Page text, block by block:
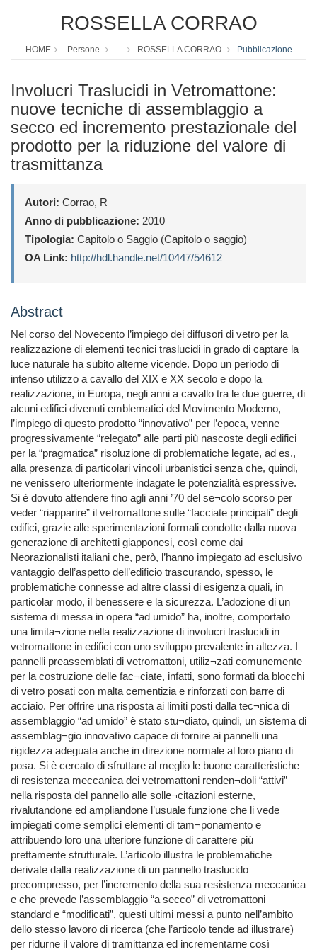
ROSSELLA CORRAO
HOME Persone ... ROSSELLA CORRAO Pubblicazione
Involucri Traslucidi in Vetromattone:
nuove tecniche di assemblaggio a
secco ed incremento prestazionale del
prodotto per la riduzione del valore di
trasmittanza
Autori: Corrao, R
Anno di pubblicazione: 2010
Tipologia: Capitolo o Saggio (Capitolo o saggio)
OA Link: http://hdl.handle.net/10447/54612
Abstract
Nel corso del Novecento l’impiego dei diffusori di vetro per la
realizzazione di elementi tecnici traslucidi in grado di captare la
luce naturale ha subito alterne vicende. Dopo un periodo di
intenso utilizzo a cavallo del XIX e XX secolo e dopo la
realizzazione, in Europa, negli anni a cavallo tra le due guerre, di
alcuni edifici divenuti emblematici del Movimento Moderno,
l’impiego di questo prodotto “innovativo” per l’epoca, venne
progressivamente “relegato” alle parti più nascoste degli edifici
per la “pragmatica” risoluzione di problematiche legate, ad es.,
alla presenza di particolari vincoli urbanistici senza che, quindi,
ne venissero ulteriormente indagate le potenzialità espressive.
Si è dovuto attendere fino agli anni ’70 del se¬colo scorso per
veder “riapparire” il vetromattone sulle “facciate principali” degli
edifici, grazie alle sperimentazioni formali condotte dalla nuova
generazione di architetti giapponesi, così come dai
Neorazionalisti italiani che, però, l’hanno impiegato ad esclusivo
vantaggio dell’aspetto dell’edificio trascurando, spesso, le
problematiche connesse ad altre classi di esigenza quali, in
particolar modo, il benessere e la sicurezza. L’adozione di un
sistema di messa in opera “ad umido” ha, inoltre, comportato
una limita¬zione nella realizzazione di involucri traslucidi in
vetromattone in edifici con uno sviluppo prevalente in altezza. I
pannelli preassemblati di vetromattoni, utiliz¬zati comunemente
per la costruzione delle fac¬ciate, infatti, sono formati da blocchi
di vetro posati con malta cementizia e rinforzati con barre di
acciaio. Per offrire una risposta ai limiti posti dalla tec¬nica di
assemblaggio “ad umido” è stato stu¬diato, quindi, un sistema di
assemblag¬gio innovativo capace di fornire ai pannelli una
rigidezza adeguata anche in direzione normale al loro piano di
posa. Si è cercato di sfruttare al meglio le buone caratteristiche
di resistenza meccanica dei vetromattoni renden¬doli “attivi”
nella risposta del pannello alle solle¬citazioni esterne,
rivalutandone ed ampliandone l’usuale funzione che li vede
impiegati come semplici elementi di tam¬ponamento e
attribuendo loro una ulteriore funzione di carattere più
prettamente strutturale. L’articolo illustra le problematiche
derivate dalla realizzazione di un pannello traslucido
precompresso, per l’incremento della sua resistenza meccanica
e che prevede l’assemblaggio “a secco” di vetromattoni
standard e “modificati”, questi ultimi messi a punto nell’ambito
dello stesso lavoro di ricerca (che l’articolo tende ad illustrare)
per ridurne il valore di tramittanza ed incrementarne così